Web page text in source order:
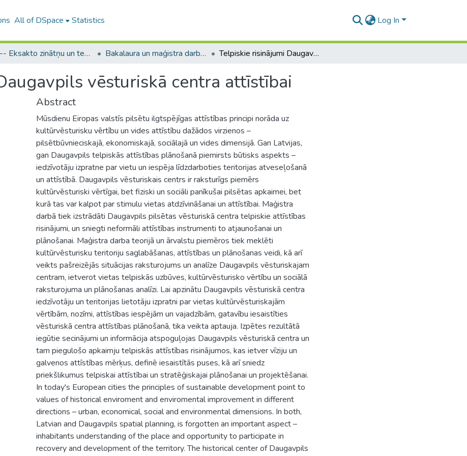
All of DSpace Statistics Log In
A -- Eksakto zinātņu un tehnoloģiju fakultāte / Faculty of Science and Technology Bakalaura un maģistra darbi (EZTF) / Bachelor's and Master's theses Telpiskie risinājumi Daugavpils vēsturiskā centra attīstībai
vēsturiskā centra attīstībai
Abstract
Mūsdienu Eiropas valstīs pilsētu ilgtspējīgas attīstības principi norāda uz
kultūrvēsturisku vērtību un vides attīstību dažādos virzienos –
pilsētbūvnieciskajā, ekonomiskajā, sociālajā un vides dimensijā. Gan Latvijas,
gan Daugavpils telpiskās attīstības plānošanā piemirsts būtisks aspekts –
iedzīvotāju izpratne par vietu un iespēja līdzdarboties teritorijas atveseļošanā
un attīstībā. Daugavpils vēsturiskais centrs ir raksturīgs piemērs
kultūrvēsturiski vērtīgai, bet fiziski un sociāli panīkušai pilsētas apkaimei, bet
kurā tas var kalpot par stimulu vietas atdzīvināšanai un attīstībai. Maģistra
darbā tiek izstrādāti Daugavpils pilsētas vēsturiskā centra telpiskie attīstības
risinājumi, un sniegti neformāli attīstības instrumenti to atjaunošanai un
plānošanai. Maģistra darba teorijā un ārvalstu piemēros tiek meklēti
kultūrvēsturisku teritoriju saglabāšanas, attīstības un plānošanas veidi, kā arī
veikts pašreizējās situācijas raksturojums un analīze Daugavpils vēsturiskajam
centram, ietverot vietas telpiskās uzbūves, kultūrvēsturisko vērtību un sociālā
raksturojuma un plānošanas analīzi. Lai apzinātu Daugavpils vēsturiskā centra
iedzīvotāju un teritorijas lietotāju izpratni par vietas kultūrvēsturiskajām
vērtībām, nozīmi, attīstības iespējām un vajadzībām, gatavību iesaistīties
vēsturiskā centra attīstības plānošanā, tika veikta aptauja. Izpētes rezultātā
iegūtie secinājumi un informācija atspoguļojas Daugavpils vēsturiskā centra un
tam piegulošo apkaimju telpiskās attīstības risinājumos, kas ietver vīziju un
galvenos attīstības mērķus, definē iesaistītās puses, kā arī sniedz
priekšlikumus telpiskai attīstībai un stratēģiskajai plānošanai un projektēšanai.
In today's European cities the principles of sustainable development point to
values of historical enviroment and enviromental improvement in different
directions – urban, economical, social and environmental dimensions. In both,
Latvian and Daugavpils spatial planning, is forgotten an important aspect –
inhabitants understanding of the place and opportunity to participate in
recovery and development of the territory. The historical center of Daugavpils